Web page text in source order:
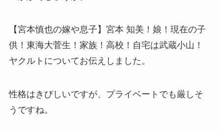
【宮本慎也の嫁や息子】宮本 知美！娘！現在の子
供！東海大菅生！家族！高校！自宅は武蔵小山！
ヤクルトについてお伝えしました。
性格はきびしいですが、プライベートでも厳しそ
うですね。